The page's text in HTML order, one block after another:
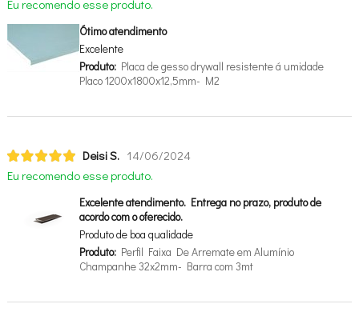
Eu recomendo esse produto.
Ótimo atendimento
Excelente
Produto:Placa de gesso drywall resistente á umidade
Placo 1200x1800x12,5mm- M2
Deisi S. 14/06/2024
Eu recomendo esse produto.
Excelente atendimento. Entrega no prazo, produto de
acordo com o oferecido.
Produto de boa qualidade
Produto:Perfil Faixa De Arremate em Alumínio
Champanhe 32x2mm- Barra com 3mt